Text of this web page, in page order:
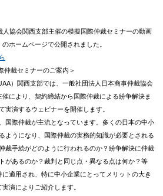
協会関西支部主催の模擬国際仲裁セミナーの動画
ホームページで公開されました。
裁セミナーのご案内＞
）関西支部では、一般社団法人日本商事仲裁協会
催により、契約締結から国際仲裁による紛争解決ま
演するウェビナーを開催します。
国際仲裁が主流となっています。多くの日本の中小
ようになり、国際仲裁の実務的知識が必要とされる
裁手続がどのように行われるのか？紛争解決に仲裁
があるのか？裁判と同じ点・異なる点は何か？等
適用され、特に中小企業にとってメリットの大き
演によりご紹介します。